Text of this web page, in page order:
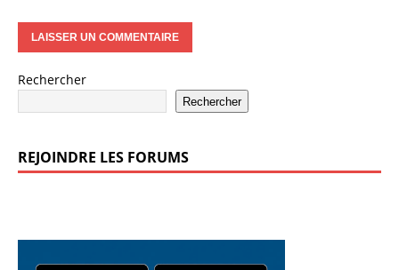
Rechercher
Rechercher
REJOINDRE LES FORUMS